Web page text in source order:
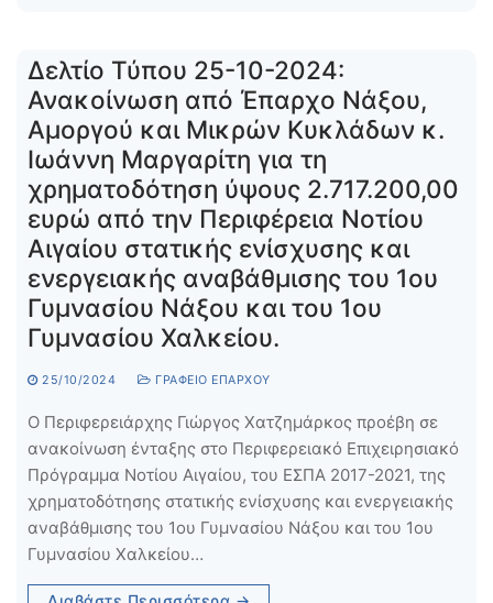
Δελτίο Τύπου 25-10-2024:
Ανακοίνωση από Έπαρχο Νάξου,
Αμοργού και Μικρών Κυκλάδων κ.
Ιωάννη Μαργαρίτη για τη
χρηματοδότηση ύψους 2.717.200,00
ευρώ από την Περιφέρεια Νοτίου
Αιγαίου στατικής ενίσχυσης και
ενεργειακής αναβάθμισης του 1ου
Γυμνασίου Νάξου και του 1ου
Γυμνασίου Χαλκείου.
25/10/2024 ΓΡΑΦΕΊΟ ΕΠΆΡΧΟΥ
Ο Περιφερειάρχης Γιώργος Χατζημάρκος προέβη σε
ανακοίνωση ένταξης στο Περιφερειακό Επιχειρησιακό
Πρόγραμμα Νοτίου Αιγαίου, του ΕΣΠΑ 2017-2021, της
χρηματοδότησης στατικής ενίσχυσης και ενεργειακής
αναβάθμισης του 1ου Γυμνασίου Νάξου και του 1ου
Γυμνασίου Χαλκείου…